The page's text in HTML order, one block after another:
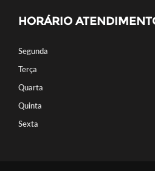
HORÁRIO
Segunda
Terça
Quarta
Quinta
Sexta